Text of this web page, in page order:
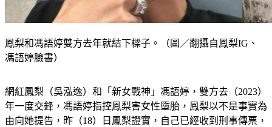
馮語婷臉書）
年一度交鋒，馮語婷指控鳳梨害女性墮胎，鳳梨以不是事實為
由向她提告，昨（18）日鳳梨證實，自己已經收到刑事傳票，
將和馮語婷對薄公堂。